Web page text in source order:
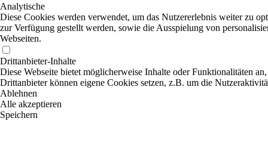
Analytische
Diese Cookies werden verwendet, um das Nutzererlebnis weiter zu
zur Verfügung gestellt werden, sowie die Ausspielung von
Webseiten.
Drittanbieter-Inhalte
Diese Webseite bietet möglicherweise Inhalte oder Funktionalitäten
Drittanbieter können eigene Cookies setzen, z.B. um die
Ablehnen
Alle akzeptieren
Speichern